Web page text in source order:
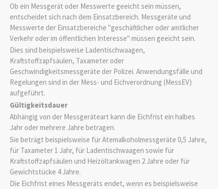
Ob ein Messgerät oder Messwerte geeicht sein müssen,
entscheidet sich nach dem Einsatzbereich. Messgeräte und
Messwerte der Einsatzbereiche "geschäftlicher oder amtlicher
Verkehr oder im öffentlichen Interesse" müssen geeicht sein.
Dies sind beispielsweise Ladentischwaagen,
Kraftstoffzapfsäulen, Taxameter oder
Geschwindigkeitsmessgeräte der Polizei. Anwendungsfälle und
Regelungen sind in der Mess- und Eichverordnung (MessEV)
aufgeführt.
Gültigkeitsdauer
Abhängig von der Messgeräteart kann die Eichfrist ein halbes
Jahr oder mehrere Jahre betragen.
Sie beträgt beispielsweise für Atemalkoholmessgeräte 0,5 Jahre,
für Taxameter 1 Jahr, für Ladentischwaagen sowie für
Kraftstoffzapfsäulen und Heizöltankwagen 2 Jahre oder für
Gewichtstücke 4 Jahre.
Die Eichfrist eines Messgeräts endet, wenn es beispielsweise